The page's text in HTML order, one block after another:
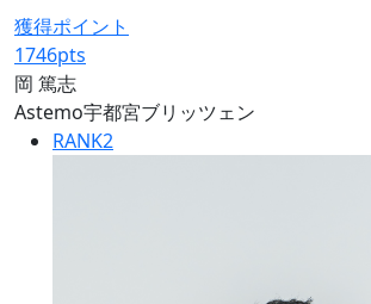
獲得ポイント
1746pts
岡 篤志
Astemo宇都宮ブリッツェン
RANK2